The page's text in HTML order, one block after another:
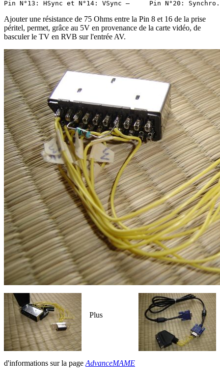
Ajouter une résistance de 75 Ohms entre la Pin 8 et 16 de la prise
péritel, permet, grâce au 5V en provenance de la carte vidéo, de
basculer le TV en RVB sur l'entrée AV.
Plus
d'informations sur la page AdvanceMAME